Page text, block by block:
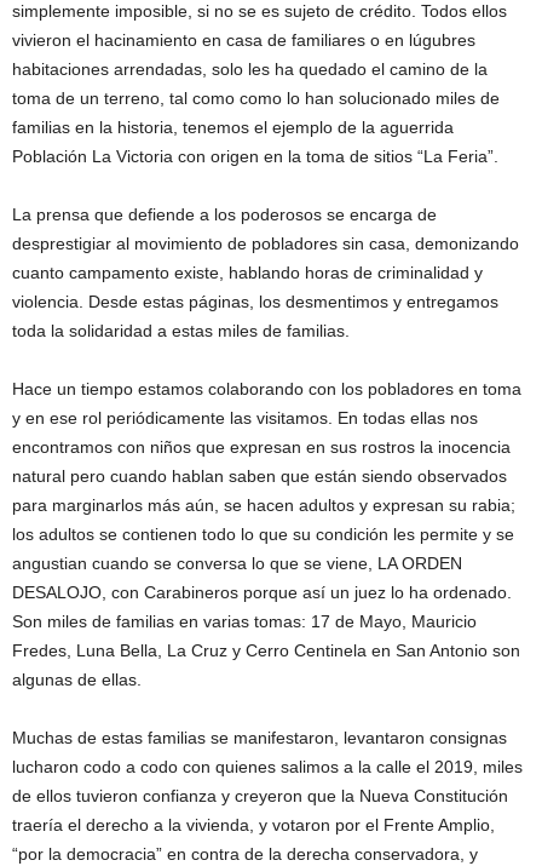
simplemente imposible, si no se es sujeto de crédito. Todos ellos
vivieron el hacinamiento en casa de familiares o en lúgubres
habitaciones arrendadas, solo les ha quedado el camino de la
toma de un terreno, tal como como lo han solucionado miles de
familias en la historia, tenemos el ejemplo de la aguerrida
Población La Victoria con origen en la toma de sitios “La Feria”.
La prensa que defiende a los poderosos se encarga de
desprestigiar al movimiento de pobladores sin casa, demonizando
cuanto campamento existe, hablando horas de criminalidad y
violencia. Desde estas páginas, los desmentimos y entregamos
toda la solidaridad a estas miles de familias.
Hace un tiempo estamos colaborando con los pobladores en toma
y en ese rol periódicamente las visitamos. En todas ellas nos
encontramos con niños que expresan en sus rostros la inocencia
natural pero cuando hablan saben que están siendo observados
para marginarlos más aún, se hacen adultos y expresan su rabia;
los adultos se contienen todo lo que su condición les permite y se
angustian cuando se conversa lo que se viene, LA ORDEN
DESALOJO, con Carabineros porque así un juez lo ha ordenado.
Son miles de familias en varias tomas: 17 de Mayo, Mauricio
Fredes, Luna Bella, La Cruz y Cerro Centinela en San Antonio son
algunas de ellas.
Muchas de estas familias se manifestaron, levantaron consignas
lucharon codo a codo con quienes salimos a la calle el 2019, miles
de ellos tuvieron confianza y creyeron que la Nueva Constitución
traería el derecho a la vivienda, y votaron por el Frente Amplio,
“por la democracia” en contra de la derecha conservadora, y